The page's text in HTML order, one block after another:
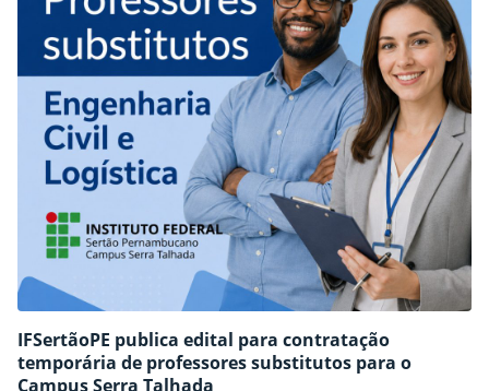
IFSertãoPE publica edital para contratação
temporária de professores substitutos para o
Campus Serra Talhada